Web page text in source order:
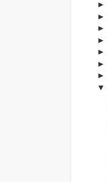
►
►
►
►
►
►
►
▼